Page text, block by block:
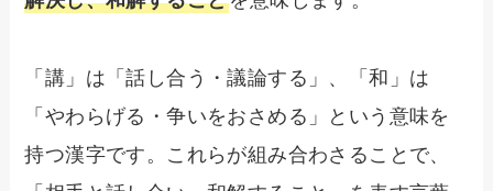
「講」は「話し合う・議論する」、「和」は
「やわらげる・争いをおさめる」という意味を
持つ漢字です。これらが組み合わさることで、